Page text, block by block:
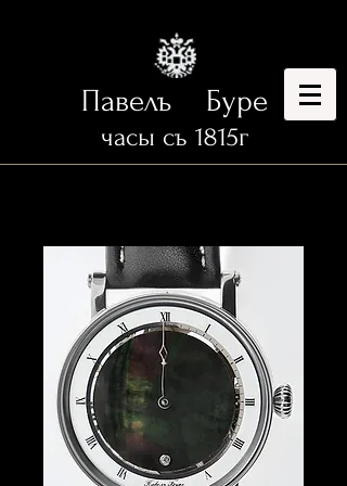
Павелъ Буре
часы съ 1815г